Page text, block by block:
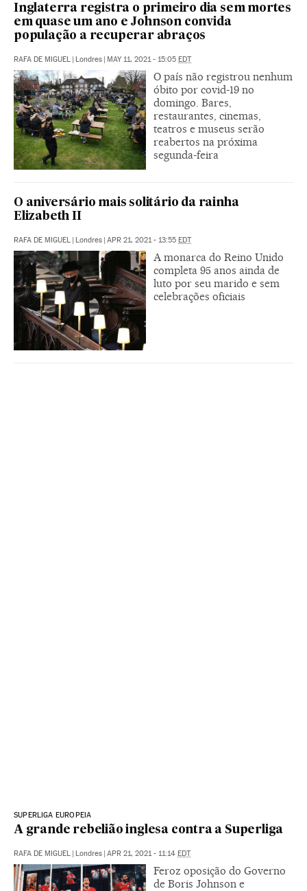
Inglaterra registra o primeiro dia sem mortes
em quase um ano e Johnson convida
população a recuperar abraços
RAFA DE MIGUEL | Londres | MAY 11, 2021 - 15:05 EDT
O país não registrou nenhum
óbito por covid-19 no
domingo. Bares,
restaurantes, cinemas,
teatros e museus serão
reabertos na próxima
segunda-feira
O aniversário mais solitário da rainha
Elizabeth II
RAFA DE MIGUEL | Londres | APR 21, 2021 - 13:55 EDT
A monarca do Reino Unido
completa 95 anos ainda de
luto por seu marido e sem
celebrações oficiais
SUPERLIGA EUROPEIA
A grande rebelião inglesa contra a Superliga
RAFA DE MIGUEL | Londres | APR 21, 2021 - 11:14 EDT
Feroz oposição do Governo
de Boris Johnson e